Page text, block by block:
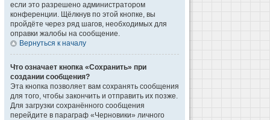
если это разрешено администратором
конференции. Щёлкнув по этой кнопке, вы
пройдёте через ряд шагов, необходимых для
оправки жалобы на сообщение.
Вернуться к началу
Что означает кнопка «Сохранить» при
создании сообщения?
Эта кнопка позволяет вам сохранять сообщения
для того, чтобы закончить и отправить их позже.
Для загрузки сохранённого сообщения
перейдите в параграф «Черновики» личного